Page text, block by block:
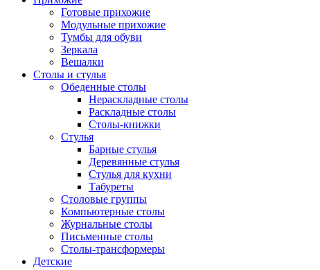
Готовые прихожие
Модульные прихожие
Тумбы для обуви
Зеркала
Вешалки
Столы и стулья
Обеденные столы
Нераскладные столы
Раскладные столы
Столы-книжки
Стулья
Барные стулья
Деревянные стулья
Стулья для кухни
Табуреты
Столовые группы
Компьютерные столы
Журнальные столы
Письменные столы
Столы-трансформеры
Детские